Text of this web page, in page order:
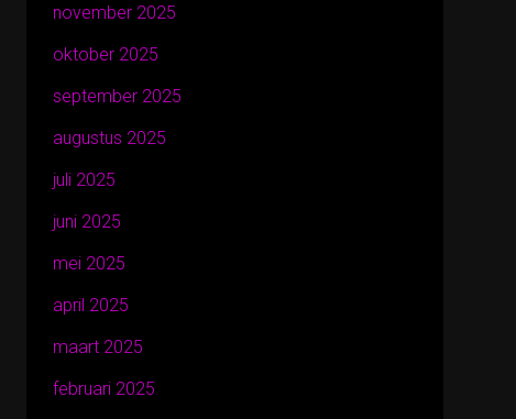
november 2025
oktober 2025
september 2025
augustus 2025
juli 2025
juni 2025
mei 2025
april 2025
maart 2025
februari 2025